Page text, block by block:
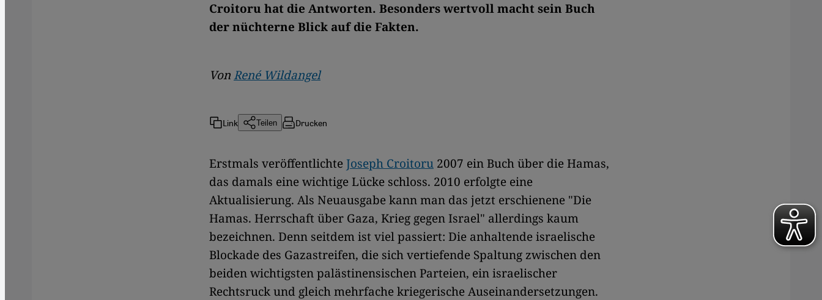
Croitoru hat die Antworten. Besonders wertvoll macht sein Buch
der nüchterne Blick auf die Fakten.
Von René Wildangel
Link Teilen Drucken
Erstmals veröffentlichte Joseph Croitoru 2007 ein Buch über die Hamas,
das damals eine wichtige Lücke schloss. 2010 erfolgte eine
Aktualisierung. Als Neuausgabe kann man das jetzt erschienene "Die
Hamas. Herrschaft über Gaza, Krieg gegen Israel" allerdings kaum
bezeichnen. Denn seitdem ist viel passiert: Die anhaltende israelische
Blockade des Gazastreifen, die sich vertiefende Spaltung zwischen den
beiden wichtigsten palästinensischen Parteien, ein israelischer
Rechtsruck und gleich mehrfache kriegerische Auseinandersetzungen.